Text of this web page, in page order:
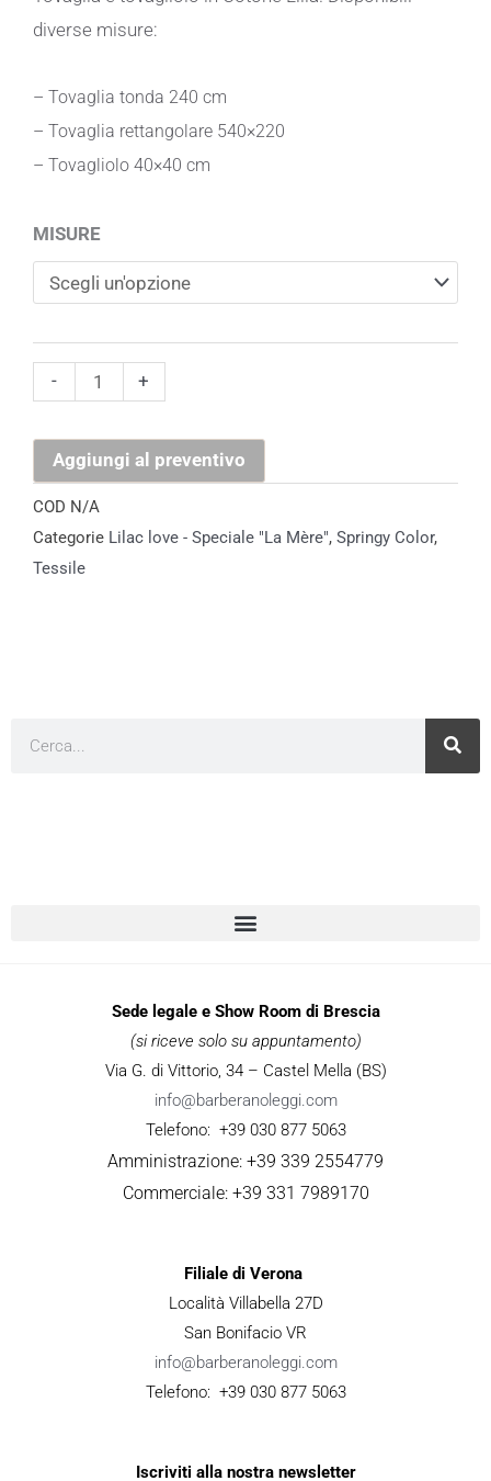
diverse misure:
– Tovaglia tonda 240 cm
– Tovaglia rettangolare 540×220
– Tovagliolo 40×40 cm
MISURE
-
Tovaglia
Riga
Lilla
+
Aggiungi al preventivo
COD N/A
Categorie Lilac love - Speciale "La Mère", Springy Color​,
Tessile
Sede legale e Show Room di Brescia
(si riceve solo su appuntamento)
Via G. di Vittorio, 34 – Castel Mella (BS)
info@barberanoleggi.com
Telefono: +39 030 877 5063
Amministrazione: +39 339 2554779
Commerciale: +39 331 7989170
Filiale di Verona
Località Villabella 27D
San Bonifacio VR
info@barberanoleggi.com
Telefono: +39 030 877 5063
Iscriviti alla nostra newsletter